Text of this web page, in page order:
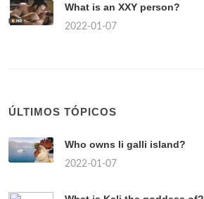
What is an XXY person?
2022-01-07
ÚLTIMOS TÓPICOS
Who owns li galli island?
2022-01-07